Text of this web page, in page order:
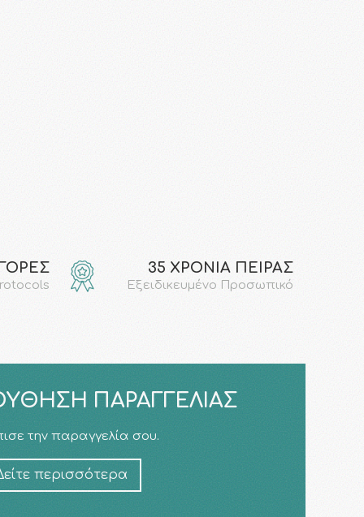
35 ΧΡΟΝΙΑ ΠΕΙΡΑΣ
Εξειδικευμένο Προσωπικό
ΠΑΡΑΓΓΕΛΊΑΣ
την παραγγελία σου.
περισσότερα